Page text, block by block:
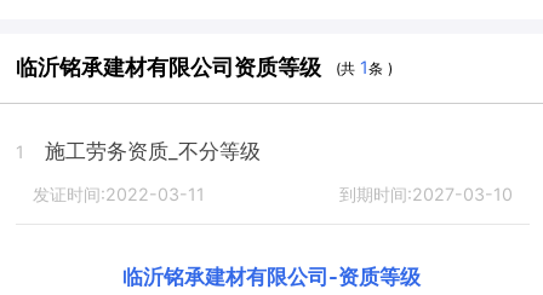
临沂铭承建材有限公司资质等级 (共 1条 )
1 施工劳务资质_不分等级
发证时间:2022-03-11 到期时间:2027-03-10
临沂铭承建材有限公司 -资质等级